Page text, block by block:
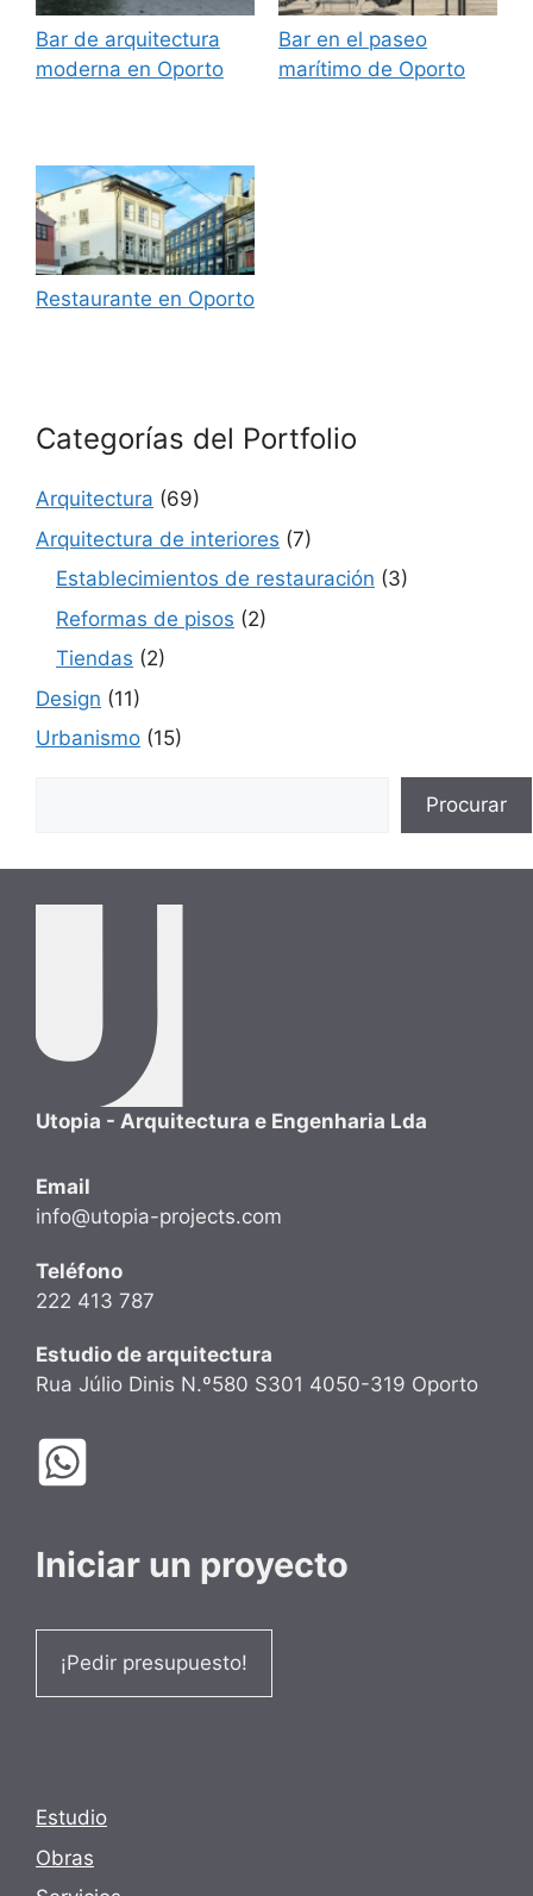
Bar de arquitectura
moderna en Oporto
Bar en el paseo
marítimo de Oporto
Restaurante en Oporto
Categorías del Portfolio
Arquitectura (69)
Arquitectura de interiores (7)
Establecimientos de restauración (3)
Reformas de pisos (2)
Tiendas (2)
Design (11)
Urbanismo (15)
Procurar
Utopia - Arquitectura e Engenharia Lda
Email
info@utopia-projects.com
Teléfono
222 413 787
Estudio de arquitectura
Rua Júlio Dinis N.º580 S301 4050-319 Oporto
Iniciar un proyecto
¡Pedir presupuesto!
Estudio
Obras